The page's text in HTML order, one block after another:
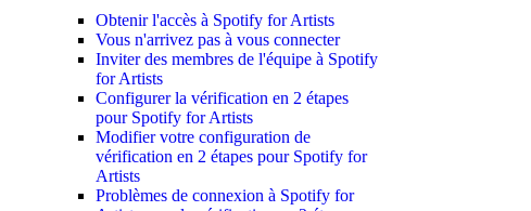
Obtenir l'accès à Spotify for Artists
Vous n'arrivez pas à vous connecter
Inviter des membres de l'équipe à Spotify
for Artists
Configurer la vérification en 2 étapes
pour Spotify for Artists
Modifier votre configuration de
vérification en 2 étapes pour Spotify for
Artists
Problèmes de connexion à Spotify for